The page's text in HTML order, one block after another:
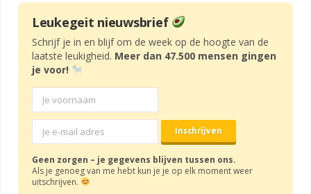
Leukegeit nieuwsbrief
Schrijf je in en blijf om de week op de hoogte van de
laatste leukigheid. Meer dan 47.500 mensen gingen
je voor!
Geen zorgen – je gegevens blijven tussen ons.
Als je genoeg van me hebt kun je je op elk moment weer
uitschrijven.